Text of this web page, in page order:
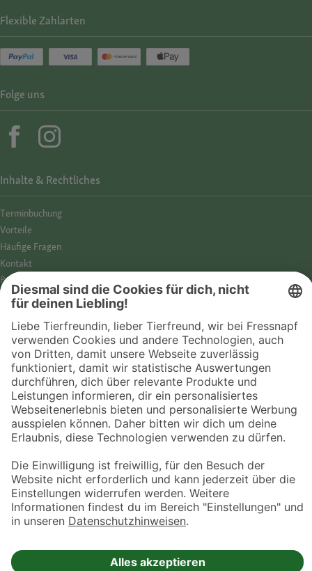
© 2026 Fressnapf Tiernahrungs GmbH
Westpreußenstraße 32-38
47809 Krefeld
Inhalte & Rechtliches
Termin­buchung
Vorteile
Häufige Fragen
Kontakt
Barrierefreiheit
Impressum
Cookies
AGB
Entdecke Fressnapf
Tierversicherung
GPS-Tracker
Fressnapf Salon
Online-Shop
Flexible Zahlarten
Folge uns